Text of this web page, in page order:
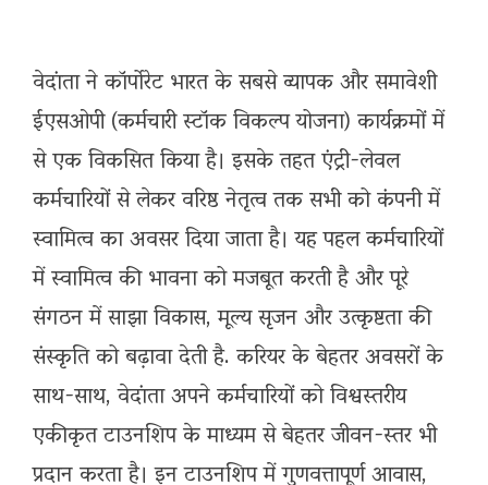
वेदांता ने कॉर्पोरेट भारत के सबसे व्यापक और समावेशी
ईएसओपी (कर्मचारी स्टॉक विकल्प योजना) कार्यक्रमों में
से एक विकसित किया है। इसके तहत एंट्री-लेवल
कर्मचारियों से लेकर वरिष्ठ नेतृत्व तक सभी को कंपनी में
स्वामित्व का अवसर दिया जाता है। यह पहल कर्मचारियों
में स्वामित्व की भावना को मजबूत करती है और पूरे
संगठन में साझा विकास, मूल्य सृजन और उत्कृष्टता की
संस्कृति को बढ़ावा देती है. करियर के बेहतर अवसरों के
साथ-साथ, वेदांता अपने कर्मचारियों को विश्वस्तरीय
एकीकृत टाउनशिप के माध्यम से बेहतर जीवन-स्तर भी
प्रदान करता है। इन टाउनशिप में गुणवत्तापूर्ण आवास,